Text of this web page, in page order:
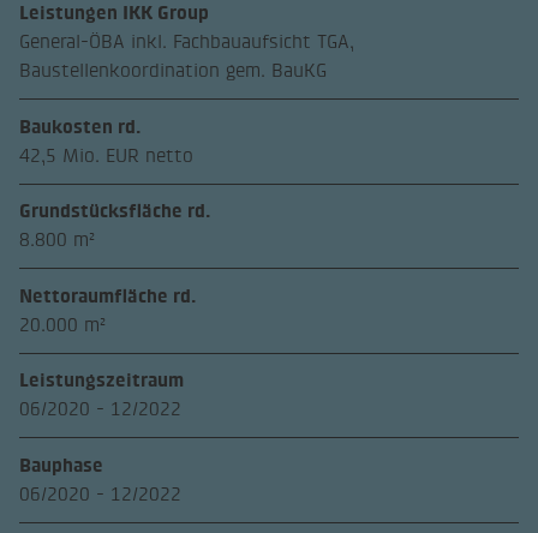
Leistungen IKK Group
General-ÖBA inkl. Fachbauaufsicht TGA,
Baustellenkoordination gem. BauKG
Baukosten rd.
42,5 Mio. EUR netto
Grundstücksfläche rd.
8.800 m²
Nettoraumfläche rd.
20.000 m²
Leistungszeitraum
06/2020 - 12/2022
Bauphase
06/2020 - 12/2022